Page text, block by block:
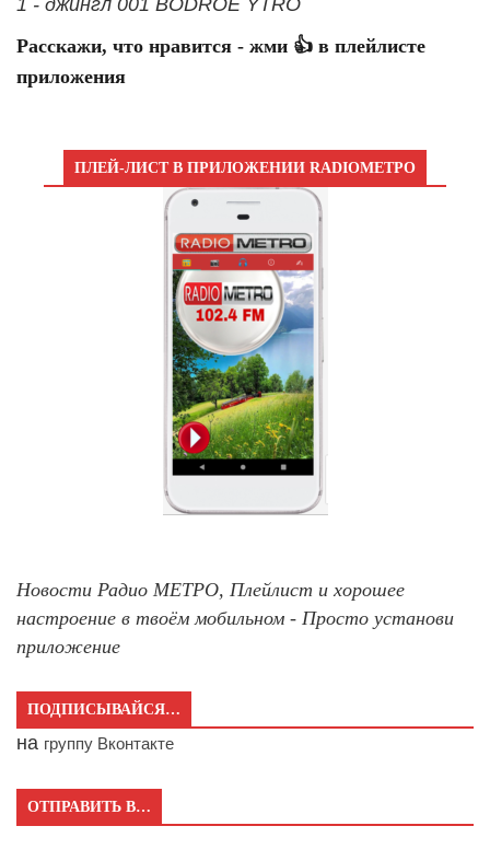
1 - джингл 001 BODROE YTRO
Расскажи, что нравится - жми 👍 в плейлисте
приложения
ПЛЕЙ-ЛИСТ В ПРИЛОЖЕНИИ RADIOМЕТРО
Новости Радио МЕТРО, Плейлист и хорошее
настроение в твоём мобильном - Просто установи
приложение
ПОДПИСЫВАЙСЯ…
на группу Вконтакте
ОТПРАВИТЬ В…